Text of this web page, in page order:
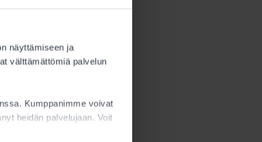
näyttämiseen ja
välttämättömiä palvelun
Kumppanimme voivat
heidän palvelujaan. Voit
määrä